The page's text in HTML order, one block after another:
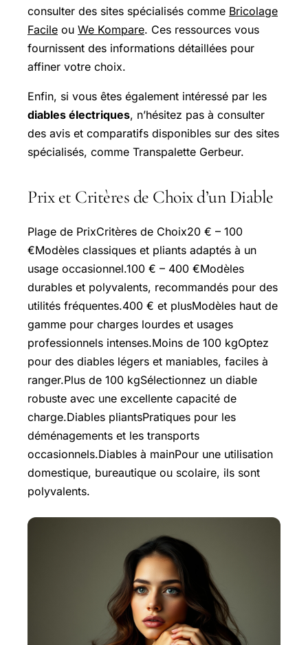
consulter des sites spécialisés comme Bricolage
Facile ou We Kompare. Ces ressources vous
fournissent des informations détaillées pour
affiner votre choix.
Enfin, si vous êtes également intéressé par les
diables électriques, n’hésitez pas à consulter
des avis et comparatifs disponibles sur des sites
spécialisés, comme Transpalette Gerbeur.
Prix et Critères de Choix d’un Diable
Plage de PrixCritères de Choix20 € – 100
€Modèles classiques et pliants adaptés à un
usage occasionnel.100 € – 400 €Modèles
durables et polyvalents, recommandés pour des
utilités fréquentes.400 € et plusModèles haut de
gamme pour charges lourdes et usages
professionnels intenses.Moins de 100 kgOptez
pour des diables légers et maniables, faciles à
ranger.Plus de 100 kgSélectionnez un diable
robuste avec une excellente capacité de
charge.Diables pliantsPratiques pour les
déménagements et les transports
occasionnels.Diables à mainPour une utilisation
domestique, bureautique ou scolaire, ils sont
polyvalents.